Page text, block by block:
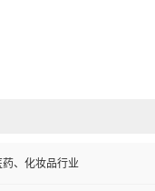
、化妆品行业